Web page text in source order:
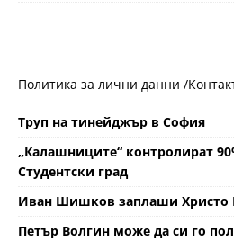
Политика за лични данни /
Труп на тинейджър в София
„Калашниците“ контролират
Студентски град
Иван Шишков заплаши Христо
Петър Волгин може да си го